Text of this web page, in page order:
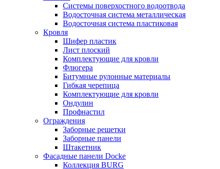
Системы поверхостного водоотвода
Водосточная система металлическая
Водосточная система пластиковая
Кровля
Шифер пластик
Лист плоский
Комплектующие для кровли
Флюгера
Битумные рулонные материалы
Гибкая черепица
Комплектующие для кровли
Ондулин
Профнастил
Ограждения
Заборные решетки
Заборные панели
Штакетник
Фасадные панели Docke
Коллекция BURG